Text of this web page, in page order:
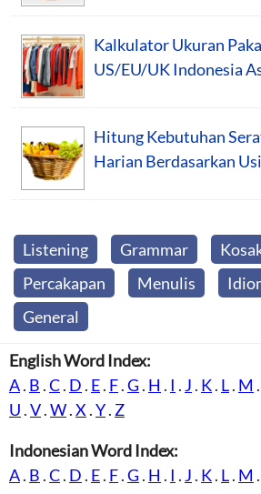
Kalkulator Ukuran
US/EU/UK Indonesia
Hitung Kebutuhan
Harian Berdasarkan
Listening Grammar
Percakapan
Menulis
General
English Word Index:
A. B .C. D . E. F.G. H . I . J . K. L. M .
U .V.W.X .Y. Z
Indonesian Word Index:
A. B .C. D . E. F.G. H . I . J . K. L. M .